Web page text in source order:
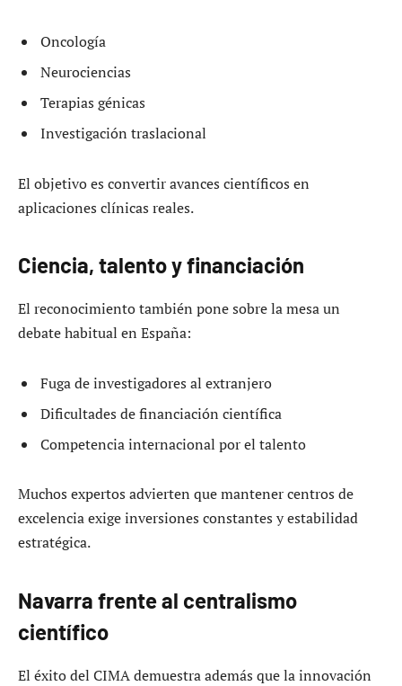
Oncología
Neurociencias
Terapias génicas
Investigación traslacional
El objetivo es convertir avances científicos en
aplicaciones clínicas reales.
Ciencia, talento y financiación
El reconocimiento también pone sobre la mesa un
debate habitual en España:
Fuga de investigadores al extranjero
Dificultades de financiación científica
Competencia internacional por el talento
Muchos expertos advierten que mantener centros de
excelencia exige inversiones constantes y estabilidad
estratégica.
Navarra frente al centralismo
científico
El éxito del CIMA demuestra además que la innovación